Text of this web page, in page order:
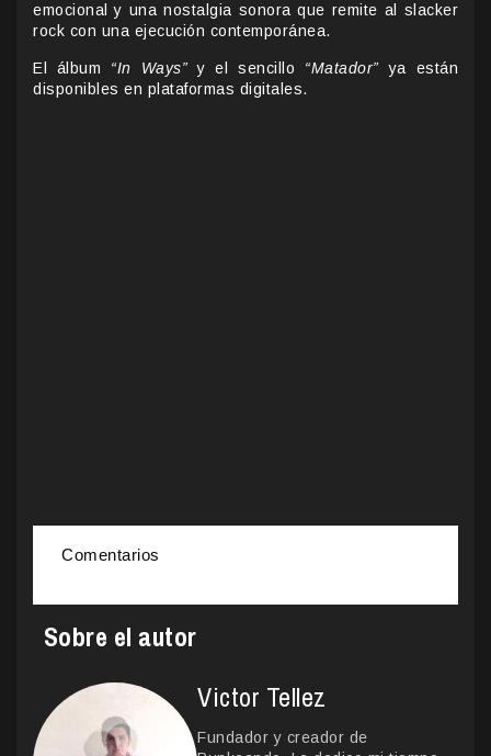
emocional y una nostalgia sonora que remite al slacker
rock con una ejecución contemporánea.
El álbum “In Ways” y el sencillo “Matador” ya están
disponibles en plataformas digitales.
Comentarios
Sobre el autor
Victor Tellez
Fundador y creador de